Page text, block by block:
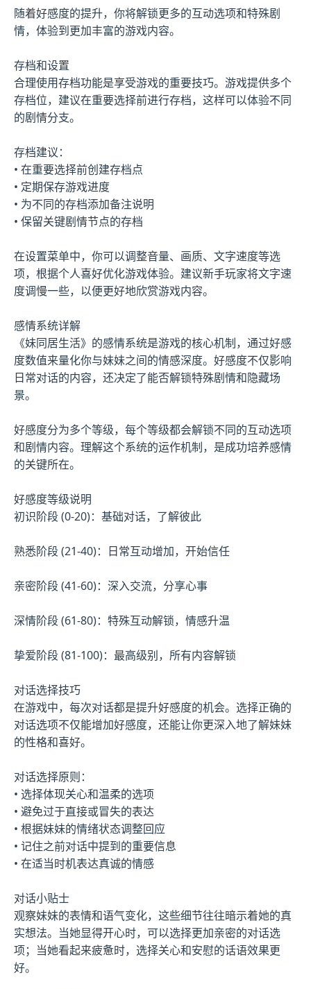
随着好感度的提升，你将解锁更多的互动选项和特殊剧
情，体验到更加丰富的游戏内容。
存档和设置
合理使用存档功能是享受游戏的重要技巧。游戏提供多个
存档位，建议在重要选择前进行存档，这样可以体验不同
的剧情分支。
存档建议：
• 在重要选择前创建存档点
• 定期保存游戏进度
• 为不同的存档添加备注说明
• 保留关键剧情节点的存档
在设置菜单中，你可以调整音量、画质、文字速度等选
项，根据个人喜好优化游戏体验。建议新手玩家将文字速
度调慢一些，以便更好地欣赏游戏内容。
感情系统详解
《妹同居生活》的感情系统是游戏的核心机制，通过好感
度数值来量化你与妹妹之间的情感深度。好感度不仅影响
日常对话的内容，还决定了能否解锁特殊剧情和隐藏场
景。
好感度分为多个等级，每个等级都会解锁不同的互动选项
和剧情内容。理解这个系统的运作机制，是成功培养感情
的关键所在。
好感度等级说明
初识阶段 (0-20)：基础对话，了解彼此
熟悉阶段 (21-40)：日常互动增加，开始信任
亲密阶段 (41-60)：深入交流，分享心事
深情阶段 (61-80)：特殊互动解锁，情感升温
挚爱阶段 (81-100)：最高级别，所有内容解锁
对话选择技巧
在游戏中，每次对话都是提升好感度的机会。选择正确的
对话选项不仅能增加好感度，还能让你更深入地了解妹妹
的性格和喜好。
对话选择原则：
• 选择体现关心和温柔的选项
• 避免过于直接或冒失的表达
• 根据妹妹的情绪状态调整回应
• 记住之前对话中提到的重要信息
• 在适当时机表达真诚的情感
对话小贴士
观察妹妹的表情和语气变化，这些细节往往暗示着她的真
实想法。当她显得开心时，可以选择更加亲密的对话选
项；当她看起来疲惫时，选择关心和安慰的话语效果更
好。